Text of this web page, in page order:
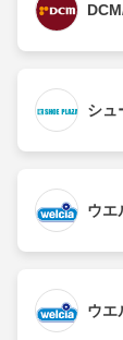
シュ
ウエ
ウエ